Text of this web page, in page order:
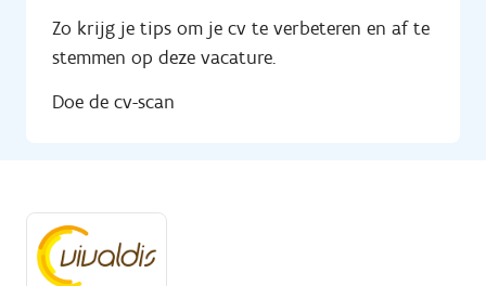
Zo krijg je tips om je cv te verbeteren en af te
stemmen op deze vacature.
Doe de cv-scan